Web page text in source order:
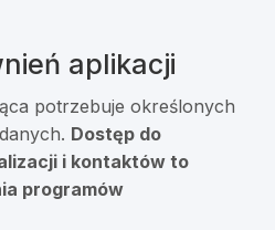
aplikacji
potrzebuje określonych
Dostęp do
i kontaktów to
programów